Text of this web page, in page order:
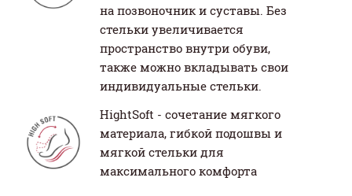
на позвоночник и суставы. Без
стельки увеличивается
пространство внутри обуви,
также можно вкладывать свои
индивидуальные стельки.
HightSoft - сочетание мягкого
материала, гибкой подошвы и
мягкой стельки для
максимального комфорта